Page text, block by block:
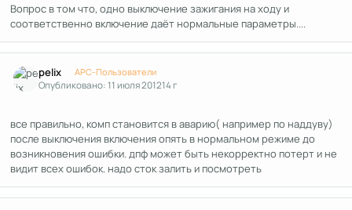
Вопрос в том что, одно выключение зажигания на ходу и
соответственно включение даёт нормальные параметры....
pelix APC-Пользователи
Опубликовано:11 июля 201214 г
все правильно, комп становится в аварию( например по наддуву)
после выключения включения опять в нормальном режиме до
возникновения ошибки. дпф может быть некорректно потерт и не
видит всех ошибок. надо сток залить и посмотреть